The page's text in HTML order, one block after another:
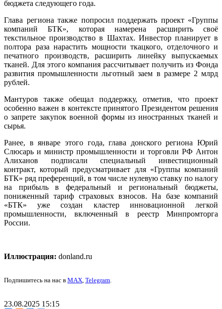
бюджета следующего года.
Глава региона также попросил поддержать проект «Группы
компаний БТК», которая намерена расширить своё
текстильное производство в Шахтах. Инвестор планирует в
полтора раза нарастить мощности ткацкого, отделочного и
печатного производств, расширить линейку выпускаемых
тканей. Для этого компания рассчитывает получить из Фонда
развития промышленности льготный заем в размере 2 млрд
рублей.
Мантуров также обещал поддержку, отметив, что проект
особенно важен в контексте принятого Президентом решения
о запрете закупок военной формы из иностранных тканей и
сырья.
Ранее, в январе этого года, глава донского региона Юрий
Слюсарь и министр промышленности и торговли РФ Антон
Алиханов подписали специальный инвестиционный
контракт, который предусматривает для «Группы компаний
БТК» ряд преференций, в том числе нулевую ставку по налогу
на прибыль в федеральный и региональный бюджеты,
пониженный тариф страховых взносов. На базе компаний
«БТК» уже создан кластер инновационной легкой
промышленности, включенный в реестр Минпромторга
России.
Иллюстрация: donland.ru
Подпишитесь на нас в MAX, Telegram.
23.08.2025 15:15